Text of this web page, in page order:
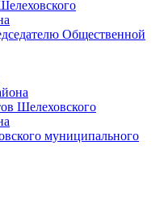
Общественной
Шелеховского
муниципального